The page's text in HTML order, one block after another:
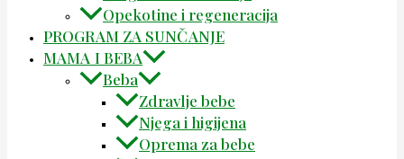
Opekotine i regeneracija
PROGRAM ZA SUNČANJE
MAMA I BEBA
Beba
Zdravlje bebe
Njega i higijena
Oprema za bebe